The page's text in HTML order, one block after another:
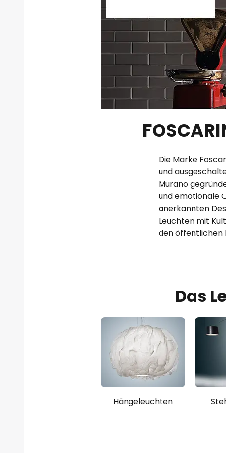
Die Marke
und
Murano
und emotionale
anerkannten
Leuchten mit
den öffentlichen
Das
Hängeleuchten